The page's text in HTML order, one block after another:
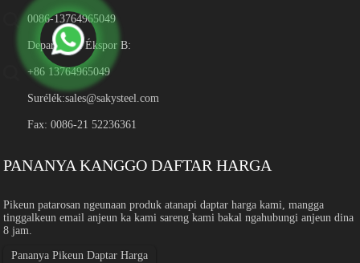
0086-13764965049
Departemén Ékspor B:
+86 13764965049
Surélék:sales@sakysteel.com
Fax: 0086-21 52236361
PANANYA KANGGO DAFTAR HARGA
Pikeun patarosan ngeunaan produk atanapi daptar harga kami, mangga
tinggalkeun email anjeun ka kami sareng kami bakal ngahubungi anjeun dina
8 jam.
Pananya Pikeun Daptar Harga